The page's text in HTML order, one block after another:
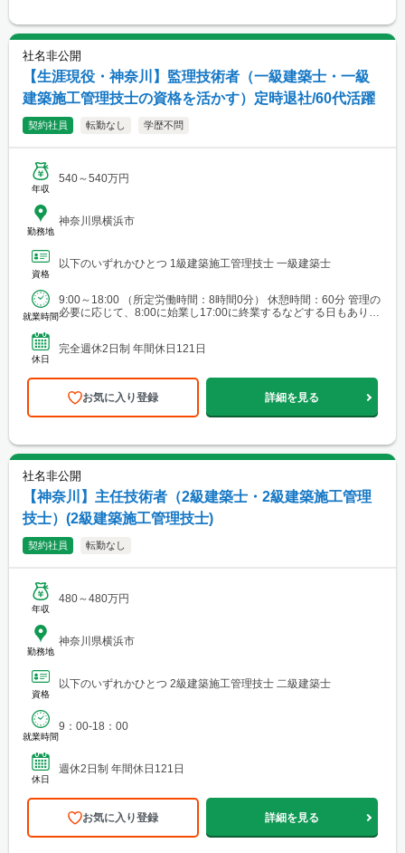
社名非公開
【生涯現役・神奈川】監理技術者（一級建築士・一級
建築施工管理技士の資格を活かす）定時退社/60代活躍
契約社員 転勤なし 学歴不問
年収
540～540万円
勤務地
神奈川県横浜市
資格
以下のいずれかひとつ 1級建築施工管理技士 一級建築士
就業時間
9:00～18:00 （所定労働時間：8時間0分） 休憩時間：60分 管理の
必要に応じて、8:00に始業し17:00に終業するなどする日もありま
休日
完全週休2日制 年間休日121日
お気に入り登録 詳細を見る
社名非公開
【神奈川】主任技術者（2級建築士・2級建築施工管理
技士）(2級建築施工管理技士)
契約社員 転勤なし
年収
480～480万円
勤務地
神奈川県横浜市
資格
以下のいずれかひとつ 2級建築施工管理技士 二級建築士
就業時間
9：00-18：00
休日
週休2日制 年間休日121日
お気に入り登録 詳細を見る